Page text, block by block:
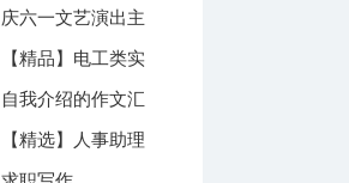
三篇
庆六一文艺演出主
持词推荐
【精品】电工类实
习报告四篇
自我介绍的作文汇
总九篇
【精选】人事助理